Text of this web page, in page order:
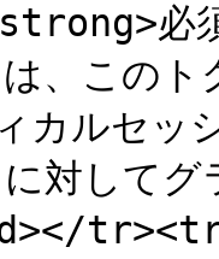
必
は、この
カルセッ
対して